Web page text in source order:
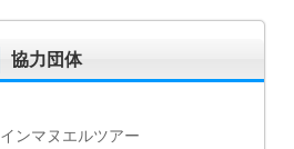
協力団体
インマヌエルツアー